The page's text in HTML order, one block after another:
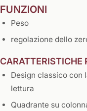
FUNZIONI
Peso
regolazione dello
CARATTERISTICHE
Design classico con
lettura
Quadrante su